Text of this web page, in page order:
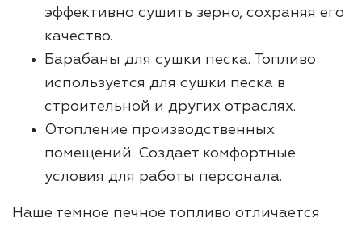
эффективно сушить зерно, сохраняя его
качество.
Барабаны для сушки песка. Топливо
используется для сушки песка в
строительной и других отраслях.
Отопление производственных
помещений. Создает комфортные
условия для работы персонала.
Наше темное печное топливо отличается